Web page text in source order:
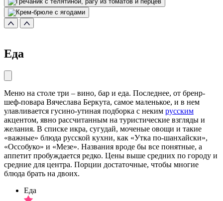
Еда
Меню на столе три – вино, бар и еда. Последнее, от бренр-
шеф-повара Вячеслава Беркута, самое маленькое, и в нем
улавливается гусино-утиная подборка с неким русским
акцентом, явно рассчитанным на туристические взгляды и
желания. В списке икра, сугудай, моченые овощи и такие
«важные» блюда русской кухни, как «Утка по-шанхайски»,
«Оссобуко» и «Мезе». Названия вроде бы все понятные, а
аппетит пробуждается редко. Цены выше средних по городу и
средние для центра. Порции достаточные, чтобы многие
блюда брать на двоих.
Еда